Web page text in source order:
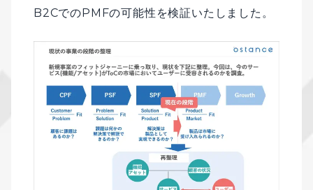
B2CでのPMFの可能性を検証いたしました。